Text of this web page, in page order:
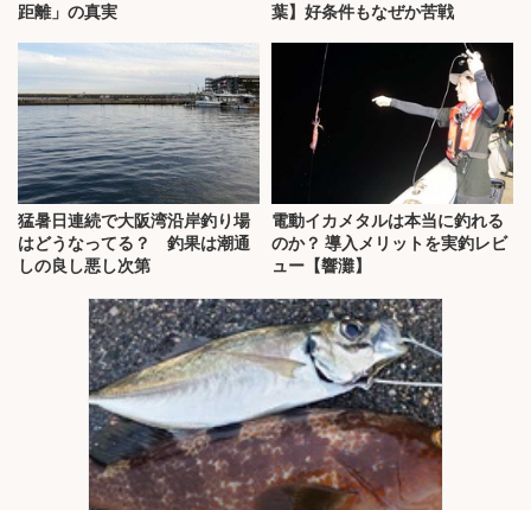
距離」の真実
葉】好条件もなぜか苦戦
猛暑日連続で大阪湾沿岸釣り場
はどうなってる？ 釣果は潮通
しの良し悪し次第
電動イカメタルは本当に釣れる
のか？ 導入メリットを実釣レビ
ュー【響灘】